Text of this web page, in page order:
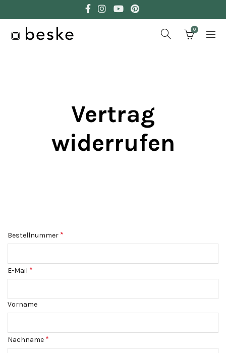
0
Vertrag
widerrufen
Bestellnummer *
E-Mail *
Vorname
Nachname *